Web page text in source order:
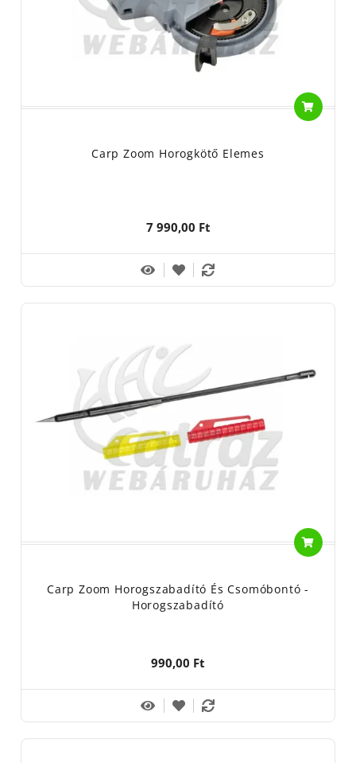
Carp Zoom Horogkötő Elemes
7 990,00 Ft
Carp Zoom Horogszabadító És Csomóbontó -
Horogszabadító
990,00 Ft